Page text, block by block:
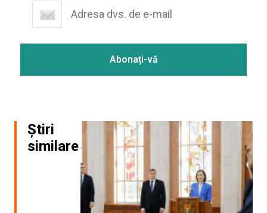
Știri
similare